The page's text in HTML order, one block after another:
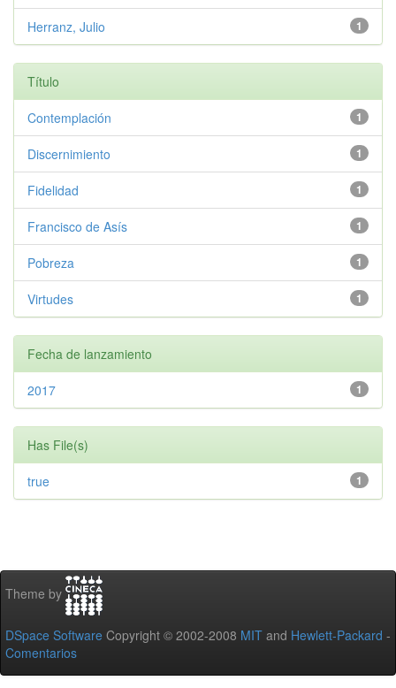
1
Herranz, Julio
Título
1
Contemplación
1
Discernimiento
1
Fidelidad
1
Francisco de Asís
1
Pobreza
1
Virtudes
Fecha de lanzamiento
1
2017
Has File(s)
1
true
Theme by
DSpace Software Copyright © 2002-2008 MIT and Hewlett-Packard -
Comentarios